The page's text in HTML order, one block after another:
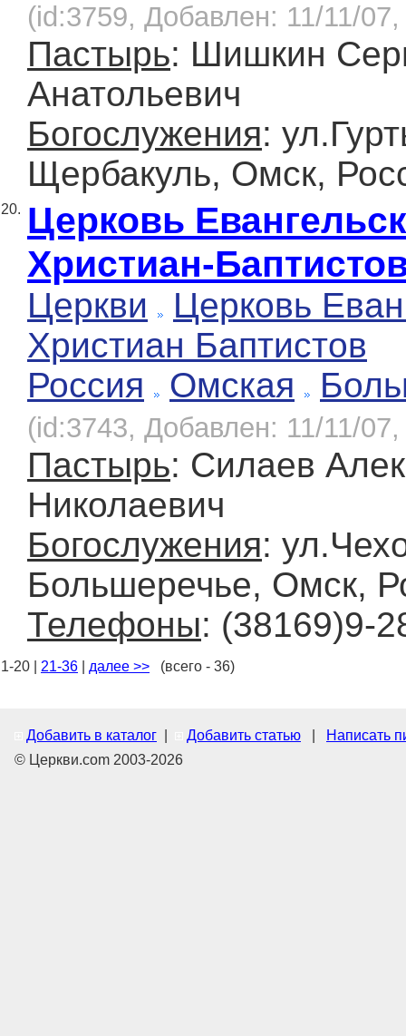
(id:3759, Добавлен: 11/11/
Пастырь: Шишкин
Анатольевич
Богослужения:
Щербакуль, Омск,
20. Церковь
Христиан-
Церкви
Церковь
Христиан Баптистов
Россия
Омская
(id:3743, Добавлен: 11/11/
Пастырь: Силаев
Николаевич
Богослужения:
Большеречье, Омск,
Телефоны: (38169)9-
1-20 | 21-36 далее >> (всего - 36)
Добавить в каталог Добавить статью
Написать
© Церкви.com 2003-2026